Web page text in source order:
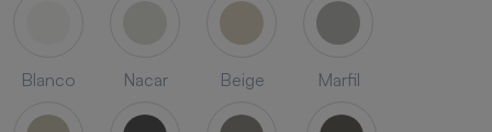
Blanco Nacar Beige Marfil